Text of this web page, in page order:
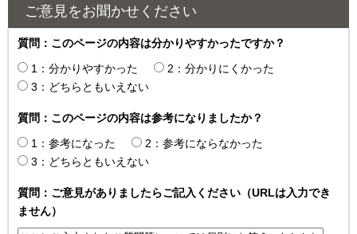
ご意見をお聞かせください
質問：このページの内容は分かりやすかったですか？
1：分かりやすかった
2：分かりにくかった
3：どちらともいえない
質問：このページの内容は参考になりましたか？
1：参考になった
2：参考にならなかった
3：どちらともいえない
質問：ご意見がありましたらご記入ください（URLは入力でき
ません）